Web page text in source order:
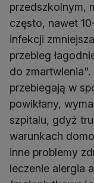
przedszkolnym,
często, nawet
infekcji
przebieg
do
przebiegają w
powikłany,
szpitalu, gdyż
warunkach
inne problemy
leczenie alergia